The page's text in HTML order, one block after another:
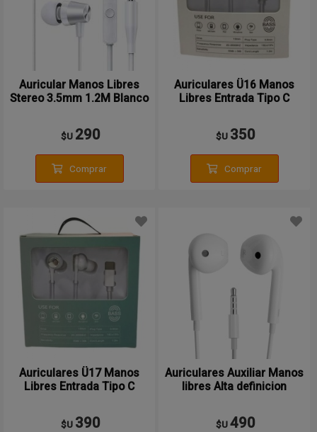
Auricular Manos Libres
Stereo 3.5mm 1.2M Blanco
$U 290
Comprar
Auriculares Ü16 Manos
Libres Entrada Tipo C
$U 350
Comprar
Auriculares Ü17 Manos
Libres Entrada Tipo C
$U 390
Auriculares Auxiliar Manos
libres Alta definicion
$U 490